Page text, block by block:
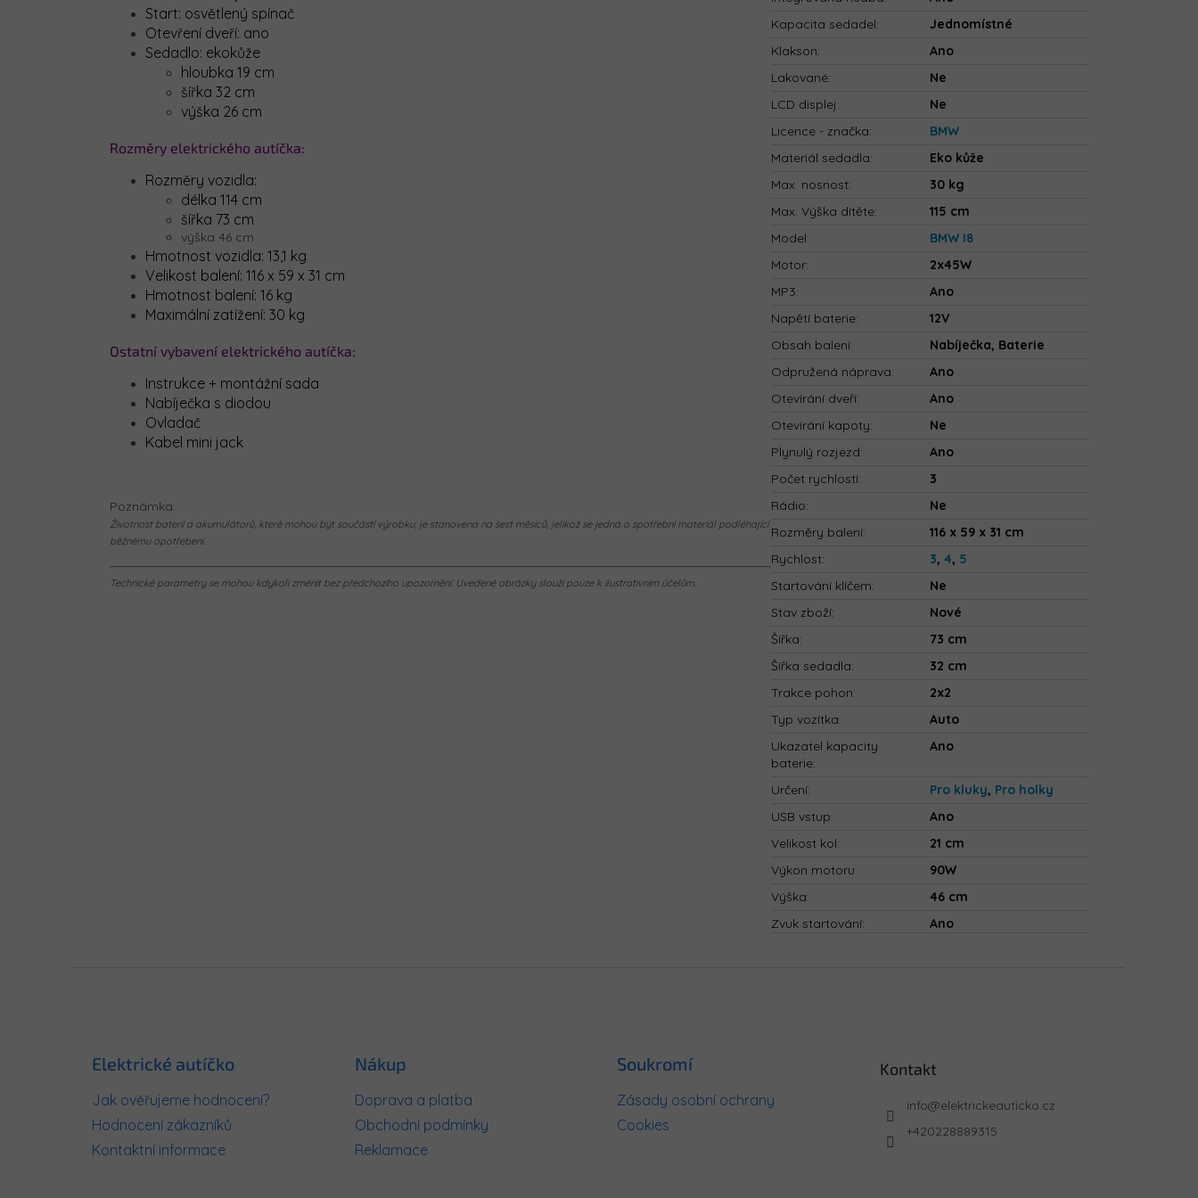
Start: osvětlený spínač
Otevření dveří: ano
Sedadlo: ekokůže
hloubka 19 cm
šířka 32 cm
výška 26 cm
Rozměry elektrického autíčka:
Rozměry vozidla:
délka 114 cm
šířka 73 cm
výška 46 cm
Hmotnost vozidla: 13,1 kg
Velikost balení: 116 x 59 x 31 cm
Hmotnost balení: 16 kg
Maximální zatížení: 30 kg
Ostatní vybavení elektrického autíčka:
Instrukce + montážní sada
Nabíječka s diodou
Ovladač
Kabel mini jack
Poznámka:
Životnost baterií a akumulátorů, které mohou být součástí výrobku, je stanovena na šest měsíců, jelikož se jedná o spotřební materiál podléhající
běžnému opotřebení.
Technické parametry se mohou kdykoli změnit bez předchozího upozornění. Uvedené obrázky slouží pouze k ilustrativním účelům.
Kapacita sedadel:
Jednomístné
Klakson:
Ano
Lakované:
Ne
LCD displej:
Ne
Licence - značka:
BMW
Materiál sedadla:
Eko kůže
Max. nosnost:
30 kg
Max. Výška dítěte:
115 cm
Model:
BMW I8
Motor:
2x45W
MP3:
Ano
Napětí baterie:
12V
Obsah balení:
Nabíječka, Baterie
Odpružená náprava:
Ano
Otevírání dveří:
Ano
Otevírání kapoty:
Ne
Plynulý rozjezd:
Ano
Počet rychlostí:
3
Rádio:
Ne
Rozměry balení:
116 x 59 x 31 cm
Rychlost: 3,4, 5
Startování klíčem:
Ne
Stav zboží:
Nové
Šířka:
73 cm
Šířka sedadla:
32 cm
Trakce pohon:
2x2
Typ vozítka:
Auto
Ukazatel kapacity
baterie:
Ano
Určení: Pro kluky, Pro holky
USB vstup:
Ano
Velikost kol:
21 cm
Výkon motoru:
90W
Výška:
46 cm
Zvuk startování: Ano
Elektrické autíčko
Jak ověřujeme hodnocení?
Hodnocení zákazníků
Kontaktní informace
Nákup
Doprava a platba
Obchodní podmínky
Reklamace
Soukromí
Zásady osobní ochrany
Cookies
Kontakt
info@elektrickeauticko.cz
+420228889315